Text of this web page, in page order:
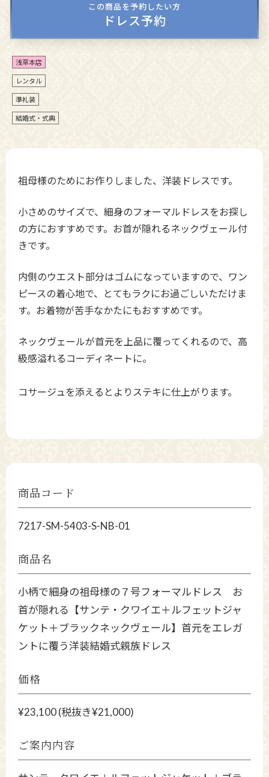
この商品を予約したい方
ドレス予約
浅草本店
レンタル
準礼装
結婚式・式典
祖母様のためにお作りしました、洋装ドレスです。
小さめのサイズで、細身のフォーマルドレスをお探し
の方におすすめです。お首が隠れるネックヴェール付
きです。
内側のウエスト部分はゴムになっていますので、ワン
ピースの着心地で、とてもラクにお過ごしいただけま
す。お着物が苦手なかたにもおすすめです。
ネックヴェールが首元を上品に覆ってくれるので、高
級感溢れるコーディネートに。
コサージュを添えるとよりステキに仕上がります。
商品コード
7217-SM-5403-S-NB-01
商品名
小柄で細身の祖母様の７号フォーマルドレス お
首が隠れる【サンテ・クワイエ＋ルフェットジャ
ケット＋ブラックネックヴェール】首元をエレガ
ントに覆う洋装結婚式親族ドレス
価格
¥23,100 (税抜き¥21,000)
ご案内内容